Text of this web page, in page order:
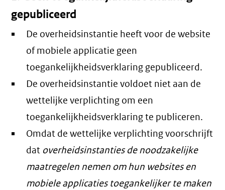
gepubliceerd
De overheidsinstantie heeft voor de website
of mobiele applicatie geen
toegankelijkheidsverklaring gepubliceerd.
De overheidsinstantie voldoet niet aan de
wettelijke verplichting om een
toegankelijkheidsverklaring te publiceren.
Omdat de wettelijke verplichting voorschrijft
dat overheidsinstanties de noodzakelijke
maatregelen nemen om hun websites en
mobiele applicaties toegankelijker te maken